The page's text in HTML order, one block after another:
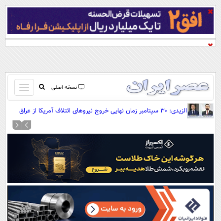
نسخه اصلی
باز
و
بسته
کردن
صفحه اول
آرشیو
نظرسنجی
آب و هوا
اوقات شرعی
سواد زندگی
الزیدی: ۳۰ سپتامبر زمان نهایی خروج نیروهای ائتلاف آمریکا از عراق